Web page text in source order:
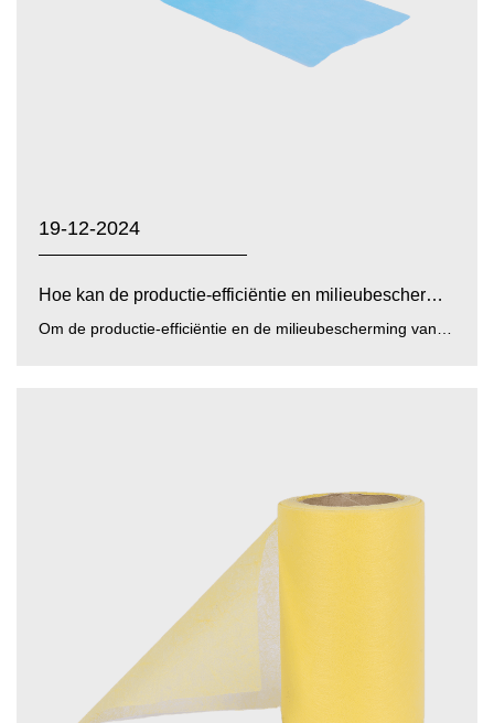
19-12-2024
Hoe kan de productie-efficiëntie en milieubescherming v...